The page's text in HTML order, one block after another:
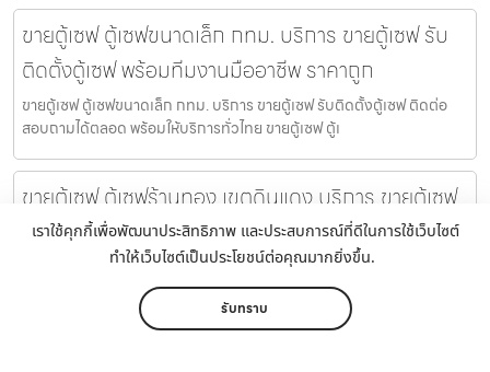
เราใช้คุกกี้เพื่อพัฒนาประสิทธิภาพ และประสบการณ์ที่ดีในการใช้เว็บไซต์
ทำให้เว็บไซต์เป็นประโยชน์ต่อคุณมากยิ่งขึ้น.
รับทราบ
ขายตู้เซฟ ตู้เซฟขนาดเล็ก กทม. บริการ ขายตู้เซฟ รับ
ติดตั้งตู้เซฟ พร้อมทีมงานมืออาชีพ ราคาถูก
ขายตู้เซฟ ตู้เซฟขนาดเล็ก กทม. บริการ ขายตู้เซฟ รับติดตั้งตู้เซฟ ติดต่อ
สอบถามได้ตลอด พร้อมให้บริการทั่วไทย ขายตู้เซฟ ตู้เ
ขายตู้เซฟ ตู้เซฟร้านทอง เขตดินแดง บริการ ขายตู้เซฟ
รับติดตั้งตู้เซฟ พร้อมทีมงานมืออาชีพ ราคาถูก
ขายตู้เซฟ ตู้เซฟร้านทอง เขตดินแดง บริการ ขายตู้เซฟ รับติดตั้งตู้เซฟ
ติดต่อสอบถามได้ตลอด พร้อมให้บริการทั่วไทย ขายตู้เซฟ